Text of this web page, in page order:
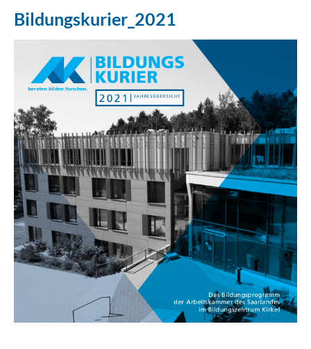
Datenschutzerklärung
Erklärung Barrierefreiheit
Bildungskurier_2021